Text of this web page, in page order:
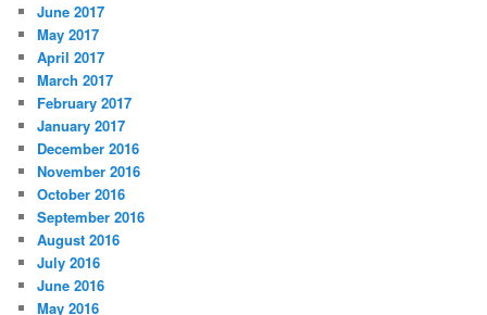
June 2017
May 2017
April 2017
March 2017
February 2017
January 2017
December 2016
November 2016
October 2016
September 2016
August 2016
July 2016
June 2016
May 2016